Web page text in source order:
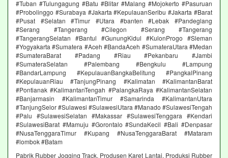
#Tuban #Tulungagung #Batu #Blitar #Malang #Mojokerto #Pasuruan
#Probolinggo #Surabaya #Jakarta #KepulauanSeribu #Jakarta #Barat
#Pusat #Selatan #Timur #Utara #banten #Lebak #Pandeglang
#Serang #Tangerang #Cilegon #Serang #Tangerang
#TangerangSelatan #Bantul #GunungKidul #KulonProgo #Sleman
#Yogyakarta #Sumatera #Aceh #BandaAceh #SumateraUtara #Medan
#SumateraBarat #Padang #Riau #Pekanbaru #Jambi
#SumateraSelatan #Palembang #Bengkulu #Lampung
#BandarLampung #KepulauanBangkaBelitung #PangkalPinang
#KepulauanRiau #TanjungPinang #Kalimatan #KalimantanBarat
#Pontianak #KalimantanTengah #PalangkaRaya #KalimantanSelatan
#Banjarmasin #KalimantanTimur #Samarinda #KalimantanUtara
#TanjungSelor #Sulawesi #SulawesiUtara #Manado #SulawesiTengah
#Palu #SulawesiSelatan #Makassar #SulawesiTenggara #Kendari
#SulawesiBarat #Mamuju #Gorontalo #SundaKecil #Bali #Denpasar
#NusaTenggaraTimur #Kupang #NusaTenggaraBarat #Mataram
#lombok #Batam
Pabrik Rubber Jogging Track, Produsen Karet Lantai, Produksi Rubber